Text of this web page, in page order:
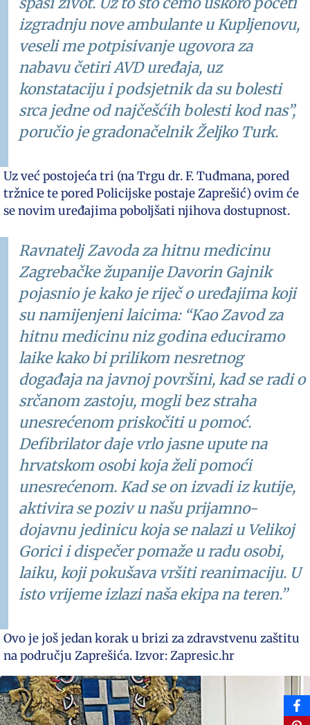
izgradnju nove ambulante u Kupljenovu,
veseli me potpisivanje ugovora za
nabavu četiri AVD uređaja, uz
konstataciju i podsjetnik da su bolesti
srca jedne od najčešćih bolesti kod nas”,
poručio je gradonačelnik Željko Turk.
Uz već postojeća tri (na Trgu dr. F. Tuđmana, pored
tržnice te pored Policijske postaje Zaprešić) ovim će
se novim uređajima poboljšati njihova dostupnost.
Ravnatelj Zavoda za hitnu medicinu
Zagrebačke županije Davorin Gajnik
pojasnio je kako je riječ o uređajima koji
su namijenjeni laicima: “Kao Zavod za
hitnu medicinu niz godina educiramo
laike kako bi prilikom nesretnog
događaja na javnoj površini, kad se radi o
srčanom zastoju, mogli bez straha
unesrećenom priskočiti u pomoć.
Defibrilator daje vrlo jasne upute na
hrvatskom osobi koja želi pomoći
unesrećenom. Kad se on izvadi iz kutije,
aktivira se poziv u našu prijamno-
dojavnu jedinicu koja se nalazi u Velikoj
Gorici i dispečer pomaže u radu osobi,
laiku, koji pokušava vršiti reanimaciju. U
isto vrijeme izlazi naša ekipa na teren.”
Ovo je još jedan korak u brizi za zdravstvenu zaštitu
na području Zaprešića. Izvor: Zapresic.hr